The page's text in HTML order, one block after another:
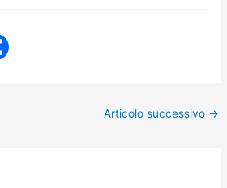
Articolo successivo →